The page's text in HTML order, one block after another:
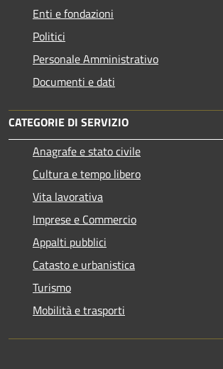
Enti e fondazioni
Politici
Personale Amministrativo
Documenti e dati
CATEGORIE DI SERVIZIO
Anagrafe e stato civile
Cultura e tempo libero
Vita lavorativa
Imprese e Commercio
Appalti pubblici
Catasto e urbanistica
Turismo
Mobilità e trasporti